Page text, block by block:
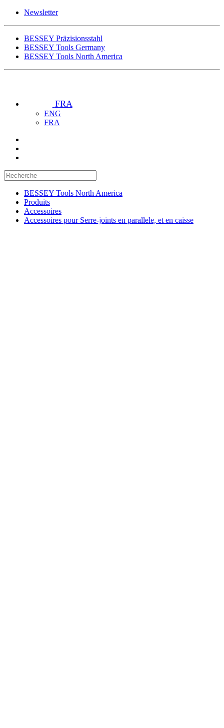
Newsletter
BESSEY Präzisionsstahl
BESSEY Tools Germany
BESSEY Tools North America
FRA
ENG
FRA
BESSEY Tools North America
Produits
Accessoires
Accessoires pour Serre-joints en parallele, et en caisse